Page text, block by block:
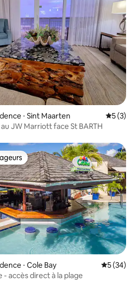
⋅ Sint Maarten
5 (3)
JW Marriott face St BARTH
les plus appréciés
⋅ Cole Bay
5 (34)
- accès direct à la plage